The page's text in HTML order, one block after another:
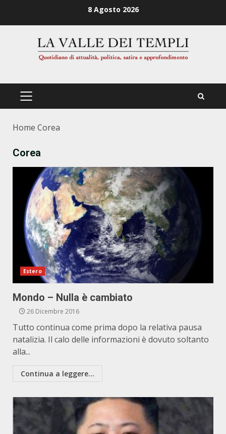
8 Agosto 2026
PRIMÄRES
Home Corea
Corea
Estero
Mondo – Nulla è cambiato
26 Dicembre 2016
Tutto continua come prima dopo la relativa pausa
natalizia. Il calo delle informazioni è dovuto soltanto
alla...
Continua a leggere...